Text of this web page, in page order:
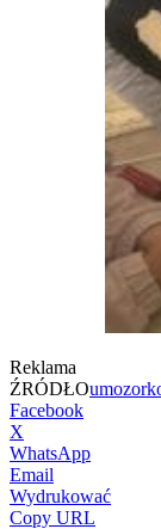
Reklama
ŹRÓDŁO
Facebook
X
WhatsApp
Email
Wydrukować
Copy URL